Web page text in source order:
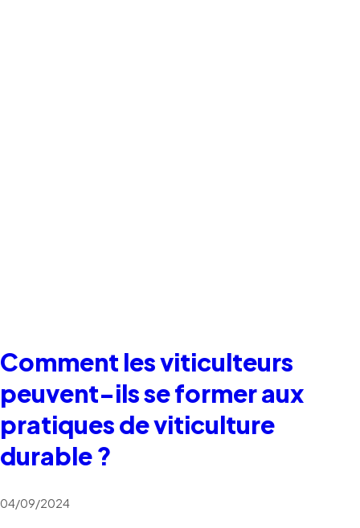
Comment les viticulteurs
peuvent-ils se former aux
pratiques de viticulture
durable ?
04/09/2024